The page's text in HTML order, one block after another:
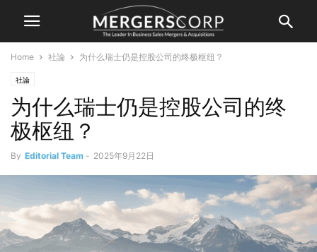
Home 社論 为什么瑞士仍是控股公司的终极枢纽？
社論
为什么瑞士仍是控股公司的终
极枢纽？
By Editorial Team - 2025年9月22日